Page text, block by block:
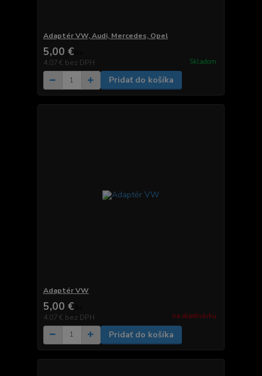
Adaptér VW, Audi, Mercedes, Opel
5,00 €
4,07 € bez DPH Skladom
Pridať do košíka
Adaptér VW
5,00 €
4,07 € bez DPH na objednávku
Pridať do košíka